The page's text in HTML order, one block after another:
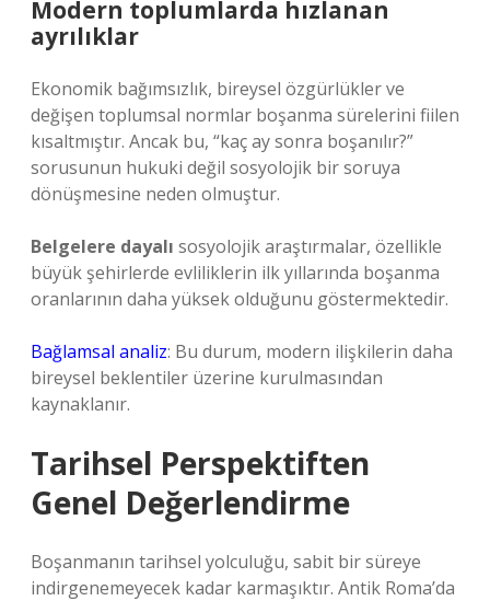
Modern toplumlarda hızlanan
ayrılıklar
Ekonomik bağımsızlık, bireysel özgürlükler ve
değişen toplumsal normlar boşanma sürelerini fiilen
kısaltmıştır. Ancak bu, “kaç ay sonra boşanılır?”
sorusunun hukuki değil sosyolojik bir soruya
dönüşmesine neden olmuştur.
Belgelere dayalı sosyolojik araştırmalar, özellikle
büyük şehirlerde evliliklerin ilk yıllarında boşanma
oranlarının daha yüksek olduğunu göstermektedir.
Bağlamsal analiz: Bu durum, modern ilişkilerin daha
bireysel beklentiler üzerine kurulmasından
kaynaklanır.
Tarihsel Perspektiften
Genel Değerlendirme
Boşanmanın tarihsel yolculuğu, sabit bir süreye
indirgenemeyecek kadar karmaşıktır. Antik Roma’da